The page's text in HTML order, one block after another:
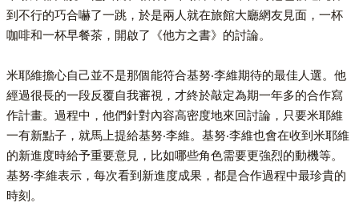
到不行的巧合嚇了一跳，於是兩人就在旅館大廳網友見面，一杯
咖啡和一杯早餐茶，開啟了《他方之書》的討論。
米耶維擔心自己並不是那個能符合基努‧李維期待的最佳人選。他
經過很長的一段反覆自我審視，才終於敲定為期一年多的合作寫
作計畫。過程中，他們針對內容高密度地來回討論，只要米耶維
一有新點子，就馬上提給基努‧李維。基努‧李維也會在收到米耶維
的新進度時給予重要意見，比如哪些角色需要更強烈的動機等。
基努‧李維表示，每次看到新進度成果，都是合作過程中最珍貴的
時刻。